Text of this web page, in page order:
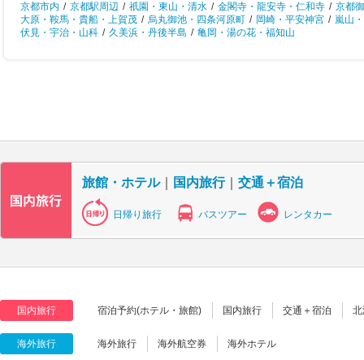
京都市内 / 京都駅周辺 / 祇園・東山・清水 / 金閣寺・龍安寺・仁和寺 / 京都
大原・鞍馬・貴船・上賀茂 / 烏丸御池・四条河原町 / 岡崎・平安神宮 / 嵐山
伏見・宇治・山科 / 久美浜・丹後半島 / 亀岡・湯の花・福知山
旅館・ホテル｜ 国内旅行｜ 交通＋宿泊
日帰り旅行 バスツアー レンタカー
国内旅行 宿泊予約(ホテル・旅館) 国内旅行 交通＋宿泊
海外旅行 海外旅行 海外航空券 海外ホテル